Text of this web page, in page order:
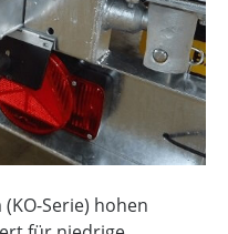
Serie) hohen